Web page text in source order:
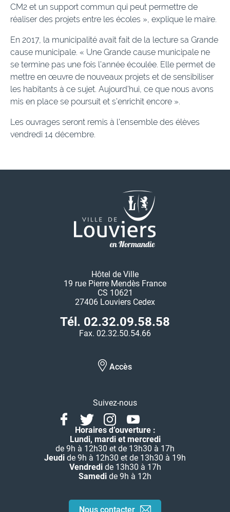
CM2 et un support commun qui peut permettre de
réaliser des projets entre les écoles », explique le maire.
En 2017, la municipalité avait fait de la lecture sa Grande
cause municipale. « Une Grande cause municipale ne
se termine pas une fois l’année écoulée. Elle permet de
mettre en œuvre de nouveaux projets et de sensibiliser
les habitants à ce sujet. Aujourd’hui, ce que nous avons
mis en place se poursuit et s’enrichit encore ».
Les ouvrages seront remis à l’ensemble des élèves
vendredi 14 décembre.
Hôtel de Ville
19 rue Pierre Mendès France
CS 10621
27406 Louviers Cedex
Tél. 02.32.09.58.58
Fax. 02.32.50.54.66
Accès
Suivez-nous
FacebookTwitterInstagramYoutube
Horaires d’ouverture :
Lundi, mardi et mercredi
de 9h à 12h30 et de 13h30 à 17h
Jeudi de 9h à 12h30 et de 13h30 à 19h
Vendredide 13h30 à 17h
Samedi de 9h à 12h
Nous contacter